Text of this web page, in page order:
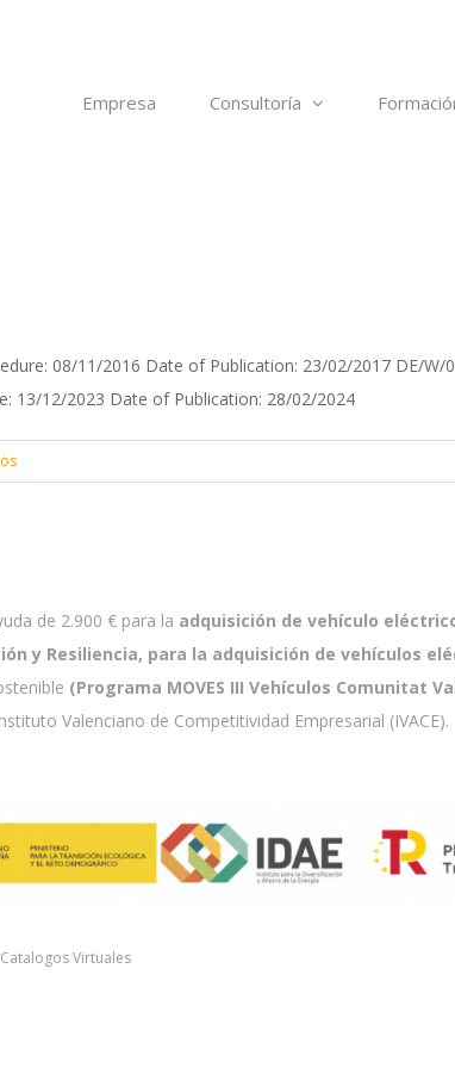
Empresa Consultoría
08/11/2016 Date of Publication: 23/02/2017 DE/
13/12/2023 Date of Publication: 28/02/2024
de 2.900 € para la adquisición de vehículo
y Resiliencia, para la adquisición de vehículos
(Programa MOVES III Vehículos Comunitat
Valenciano de Competitividad Empresarial (IVACE).
Catalogos Virtuales